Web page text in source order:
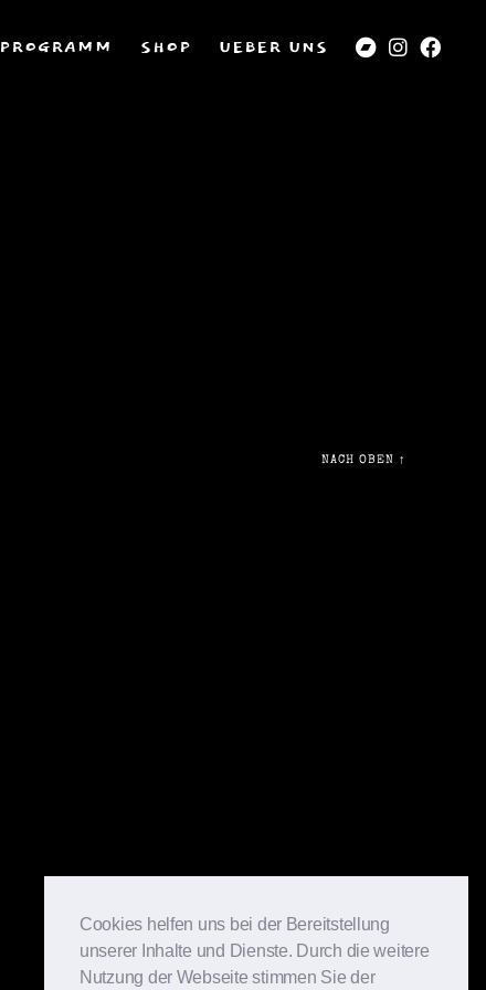
Cookies helfen uns bei der Bereitstellung
unserer Inhalte und Dienste. Durch die weitere
Nutzung der Webseite stimmen Sie der
PROGRAMM SHOP UEBER UNS
NACH OBEN ↑